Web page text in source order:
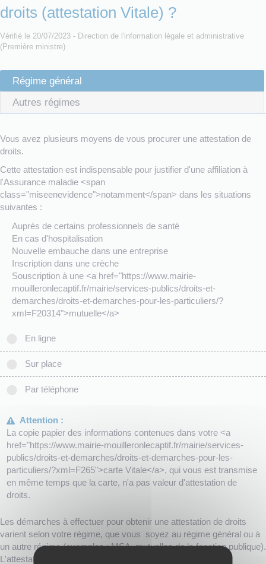
droits (attestation Vitale) ?
Vérifié le 20/07/2023 - Direction de l'information légale et administrative
(Première ministre)
Régime général
Autres régimes
Vous avez plusieurs moyens de vous procurer une attestation de
droits.
Cette attestation est indispensable pour justifier d'une affiliation à
l'Assurance maladie <span
class="miseenevidence">notamment</span> dans les situations
suivantes :
Auprès de certains professionnels de santé
En cas d'hospitalisation
Nouvelle embauche dans une entreprise
Inscription dans une crèche
Souscription à une <a href="https://www.mairie-
mouilleronlecaptif.fr/mairie/services-publics/droits-et-
demarches/droits-et-demarches-pour-les-particuliers/?
xml=F20314">mutuelle</a>
En ligne
Sur place
Par téléphone
Attention :
La copie papier des informations contenues dans votre <a
href="https://www.mairie-mouilleronlecaptif.fr/mairie/services-
publics/droits-et-demarches/droits-et-demarches-pour-les-
particuliers/?xml=F265">carte Vitale</a>, qui vous est transmise
en même temps que la carte, n'a pas valeur d'attestation de
droits.
Les démarches à effectuer pour obtenir une attestation de droits
varient selon votre régime, que vous soyez au régime général ou à
un autre régime (exemples : MSA, mutuelles de la fonction publique).
L'attestation de droits peut être indispensable pour certaines